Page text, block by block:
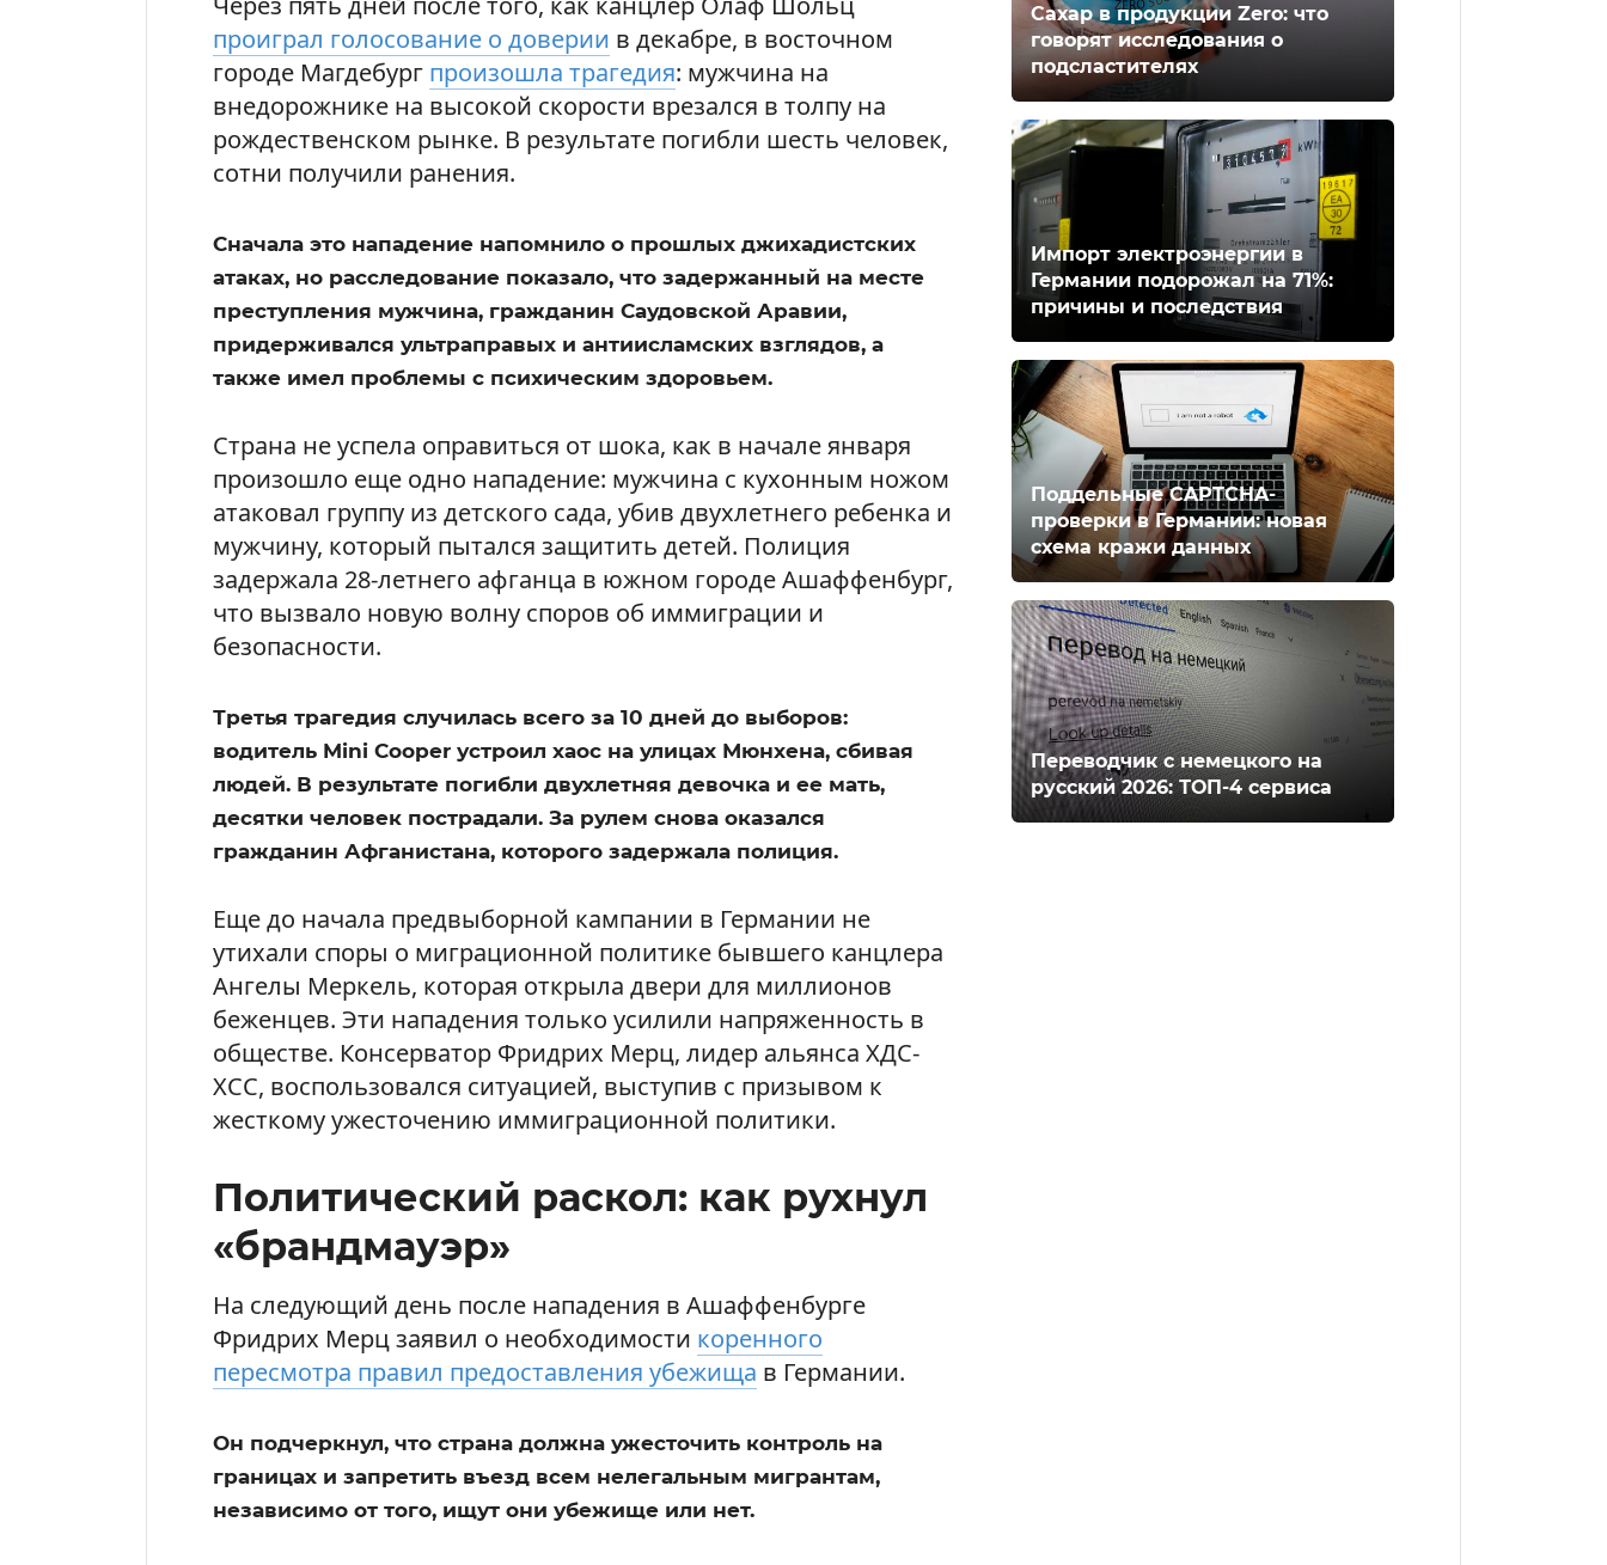
проиграл голосование о доверии в декабре, в восточном
городе Магдебург произошла трагедия: мужчина на
внедорожнике на высокой скорости врезался в толпу на
рождественском рынке. В результате погибли шесть человек,
сотни получили ранения.
Сначала это нападение напомнило о прошлых джихадистских
атаках, но расследование показало, что задержанный на месте
преступления мужчина, гражданин Саудовской Аравии,
придерживался ультраправых и антиисламских взглядов, а
также имел проблемы с психическим здоровьем.
Страна не успела оправиться от шока, как в начале января
произошло еще одно нападение: мужчина с кухонным ножом
атаковал группу из детского сада, убив двухлетнего ребенка и
мужчину, который пытался защитить детей. Полиция
задержала 28-летнего афганца в южном городе Ашаффенбург,
что вызвало новую волну споров об иммиграции и
безопасности.
Третья трагедия случилась всего за 10 дней до выборов:
водитель Mini Cooper устроил хаос на улицах Мюнхена, сбивая
людей. В результате погибли двухлетняя девочка и ее мать,
десятки человек пострадали. За рулем снова оказался
гражданин Афганистана, которого задержала полиция.
Еще до начала предвыборной кампании в Германии не
утихали споры о миграционной политике бывшего канцлера
Ангелы Меркель, которая открыла двери для миллионов
беженцев. Эти нападения только усилили напряженность в
обществе. Консерватор Фридрих Мерц, лидер альянса ХДС-
ХСС, воспользовался ситуацией, выступив с призывом к
жесткому ужесточению иммиграционной политики.
Политический раскол: как рухнул
«брандмауэр»
На следующий день после нападения в Ашаффенбурге
Фридрих Мерц заявил о необходимости коренного
пересмотра правил предоставления убежища в Германии.
Он подчеркнул, что страна должна ужесточить контроль на
границах и запретить въезд всем нелегальным мигрантам,
независимо от того, ищут они убежище или нет.
Сахар в продукции Zero: что
говорят исследования о
подсластителях
Импорт электроэнергии в
Германии подорожал на 71%:
причины и последствия
Поддельные CAPTCHA-
проверки в Германии: новая
схема кражи данных
Переводчик с немецкого на
русский 2026: ТОП-4 сервиса